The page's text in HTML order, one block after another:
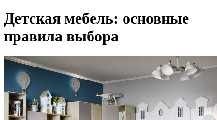
Детская мебель: основные
правила выбора